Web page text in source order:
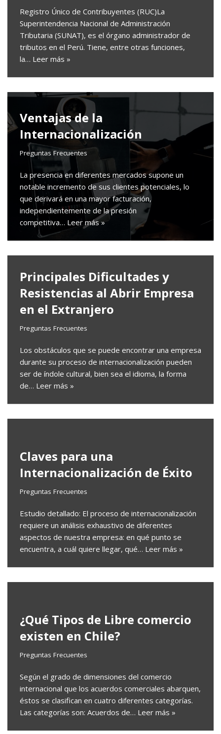
Registro Único de Contribuyentes (RUC)La
Superintendencia Nacional de Administración
Tributaria (SUNAT), es el órgano administrador de
tributos en el Perú. Tiene, entre otras funciones,
la… Leer más »
Ventajas de la
Internacionalización
Preguntas Frecuentes
La presencia en diferentes mercados supone un
notable incremento de sus clientes potenciales, lo
que derivará en una mayor facturación,
independientemente de la presión
competitiva… Leer más »
Principales Dificultades y
Resistencias al Abrir Empresa
en el Extranjero
Preguntas Frecuentes
Los obstáculos que se puede encontrar una empresa
durante su proceso de internacionalización pueden
ser de índole cultural, bien sea el idioma, la forma
de… Leer más »
Claves para una
Internacionalización de Éxito
Preguntas Frecuentes
Estudio detallado: El proceso de internacionalización
requiere un análisis exhaustivo de diferentes
aspectos de nuestra empresa: en qué punto se
encuentra, a cuál quiere llegar, qué… Leer más »
¿Qué Tipos de Libre comercio
existen en Chile?
Preguntas Frecuentes
Según el grado de dimensiones del comercio
internacional que los acuerdos comerciales abarquen,
éstos se clasifican en cuatro diferentes categorías.
Las categorías son: Acuerdos de… Leer más »